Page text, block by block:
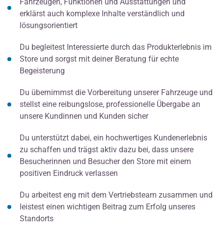
erklärst auch komplexe Inhalte verständlich und
lösungsorientiert
Du begleitest Interessierte durch das Produkterlebnis im
Store und sorgst mit deiner Beratung für echte
Begeisterung
Du übernimmst die Vorbereitung unserer Fahrzeuge und
stellst eine reibungslose, professionelle Übergabe an
unsere Kundinnen und Kunden sicher
Du unterstützt dabei, ein hochwertiges Kundenerlebnis
zu schaffen und trägst aktiv dazu bei, dass unsere
Besucherinnen und Besucher den Store mit einem
positiven Eindruck verlassen
Du arbeitest eng mit dem Vertriebsteam zusammen und
leistest einen wichtigen Beitrag zum Erfolg unseres
Standorts